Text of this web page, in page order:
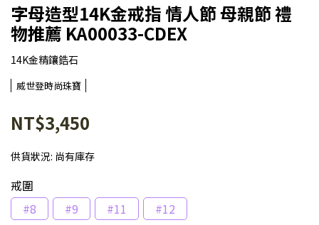
字母造型14K金戒指 情人節 母親節 禮
物推薦 KA00033-CDEX
14K金精鑲鋯石
威世登時尚珠寶
NT$3,450
供貨狀況: 尚有庫存
戒圍
#8
#9 #11 #12